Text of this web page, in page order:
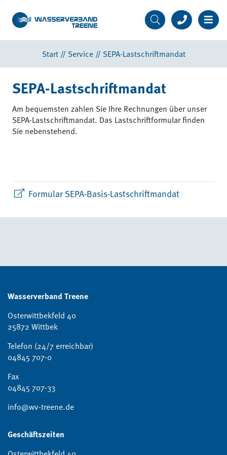
Start // Service // SEPA-Lastschriftmandat
SEPA-Lastschriftmandat
Am bequemsten zahlen Sie Ihre Rechnungen über unser
SEPA-Lastschriftmandat. Das Lastschriftformular finden
Sie nebenstehend.
Formular SEPA-Basis-Lastschriftmandat
Wasserverband Treene
Osterwittbekfeld 40
25872 Wittbek
Telefon (24/7 erreichbar)
04845 707-0
Fax
04845 707-33
info@wv-treene.de
Geschäftszeiten